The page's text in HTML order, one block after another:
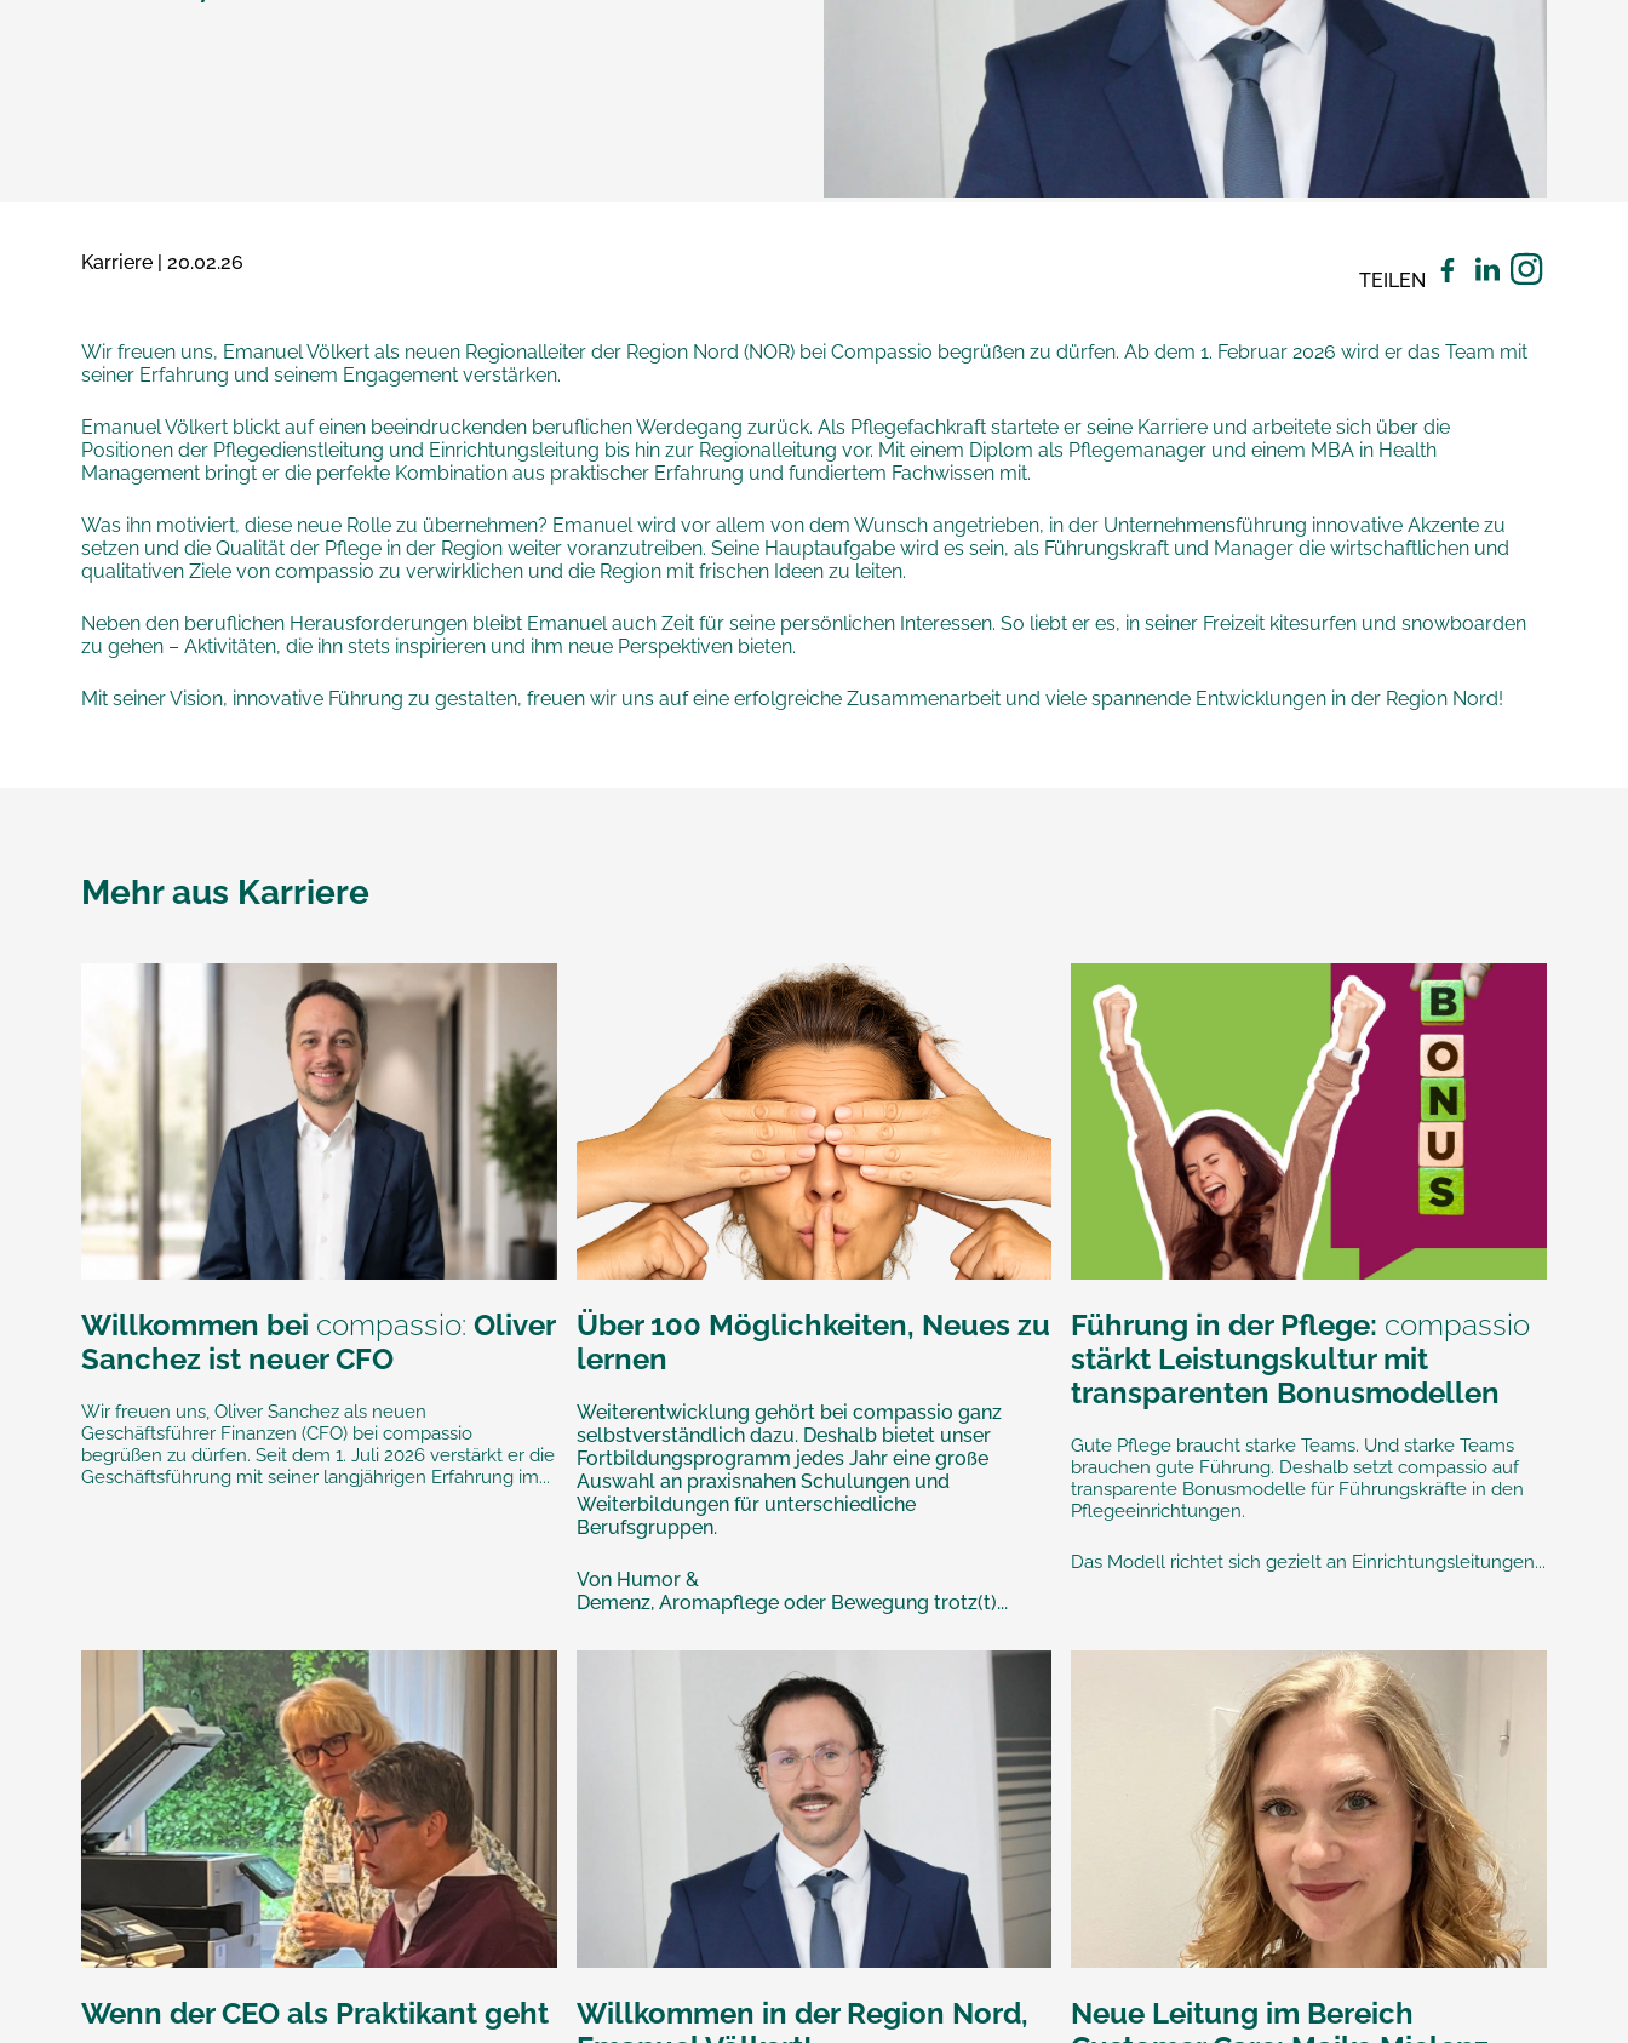
Karriere | 20.02.26
TEILEN
Wir freuen uns, Emanuel Völkert als neuen Regionalleiter der Region Nord (NOR) bei Compassio begrüßen zu dürfen. Ab dem 1. Februar 2026 wird er das Team mit
seiner Erfahrung und seinem Engagement verstärken.
Emanuel Völkert blickt auf einen beeindruckenden beruflichen Werdegang zurück. Als Pflegefachkraft startete er seine Karriere und arbeitete sich über die
Positionen der Pflegedienstleitung und Einrichtungsleitung bis hin zur Regionalleitung vor. Mit einem Diplom als Pflegemanager und einem MBA in Health
Management bringt er die perfekte Kombination aus praktischer Erfahrung und fundiertem Fachwissen mit.
Was ihn motiviert, diese neue Rolle zu übernehmen? Emanuel wird vor allem von dem Wunsch angetrieben, in der Unternehmensführung innovative Akzente zu
setzen und die Qualität der Pflege in der Region weiter voranzutreiben. Seine Hauptaufgabe wird es sein, als Führungskraft und Manager die wirtschaftlichen und
qualitativen Ziele von compassio zu verwirklichen und die Region mit frischen Ideen zu leiten.
Neben den beruflichen Herausforderungen bleibt Emanuel auch Zeit für seine persönlichen Interessen. So liebt er es, in seiner Freizeit kitesurfen und snowboarden
zu gehen – Aktivitäten, die ihn stets inspirieren und ihm neue Perspektiven bieten.
Mit seiner Vision, innovative Führung zu gestalten, freuen wir uns auf eine erfolgreiche Zusammenarbeit und viele spannende Entwicklungen in der Region Nord!
Mehr aus Karriere
Willkommen bei compassio: Oliver
Sanchez ist neuer CFO
Wir freuen uns, Oliver Sanchez als neuen
Geschäftsführer Finanzen (CFO) bei compassio
begrüßen zu dürfen. Seit dem 1. Juli 2026 verstärkt er die
Geschäftsführung mit seiner langjährigen Erfahrung im...
Über 100 Möglichkeiten, Neues zu
lernen
Weiterentwicklung gehört bei compassio ganz
selbstverständlich dazu. Deshalb bietet unser
Fortbildungsprogramm jedes Jahr eine große
Auswahl an praxisnahen Schulungen und
Weiterbildungen für unterschiedliche
Berufsgruppen.
Von Humor &
Demenz, Aromapflege oder Bewegung trotz(t)...
Führung in der Pflege: compassio
stärkt Leistungskultur mit
transparenten Bonusmodellen
Gute Pflege braucht starke Teams. Und starke Teams
brauchen gute Führung. Deshalb setzt compassio auf
transparente Bonusmodelle für Führungskräfte in den
Pflegeeinrichtungen.
Das Modell richtet sich gezielt an Einrichtungsleitungen...
Wenn der CEO als Praktikant geht
Willkommen in der Region Nord,
Neue Leitung im Bereich